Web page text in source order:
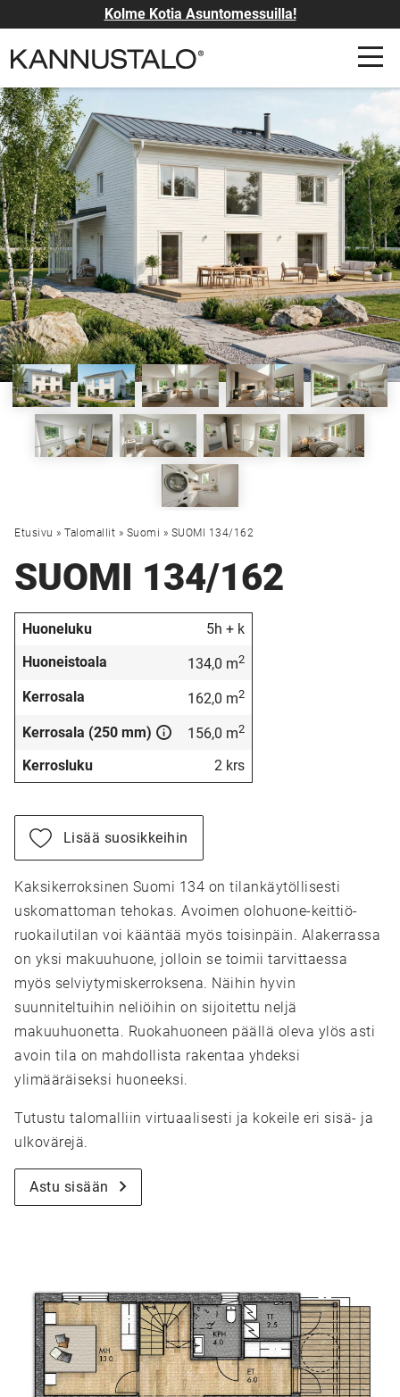
Kolme Kotia Asuntomessuilla!
Etusivu » Talomallit » Suomi » SUOMI 134/162
SUOMI 134/162
Huoneluku
5h + k
Huoneistoala
134,0 m2
Kerrosala 162,0 m2
Kerrosala (250 mm) 156,0 m2
Kerrosluku 2 krs
Lisää suosikkeihin
Kaksikerroksinen Suomi 134 on tilankäytöllisesti
uskomattoman tehokas. Avoimen olohuone-keittiö-
ruokailutilan voi kääntää myös toisinpäin. Alakerrassa
on yksi makuuhuone, jolloin se toimii tarvittaessa
myös selviytymiskerroksena. Näihin hyvin
suunniteltuihin neliöihin on sijoitettu neljä
makuuhuonetta. Ruokahuoneen päällä oleva ylös asti
avoin tila on mahdollista rakentaa yhdeksi
ylimääräiseksi huoneeksi.
Tutustu talomalliin virtuaalisesti ja kokeile eri sisä- ja
ulkovärejä.
Astu sisään